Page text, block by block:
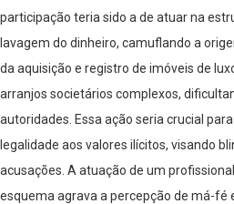
participação teria sido a de atuar na
lavagem do dinheiro, camuflando a
da aquisição e registro de imóveis de
arranjos societários complexos,
autoridades. Essa ação seria crucial
legalidade aos valores ilícitos, visando
acusações. A atuação de um
esquema agrava a percepção de má-fé